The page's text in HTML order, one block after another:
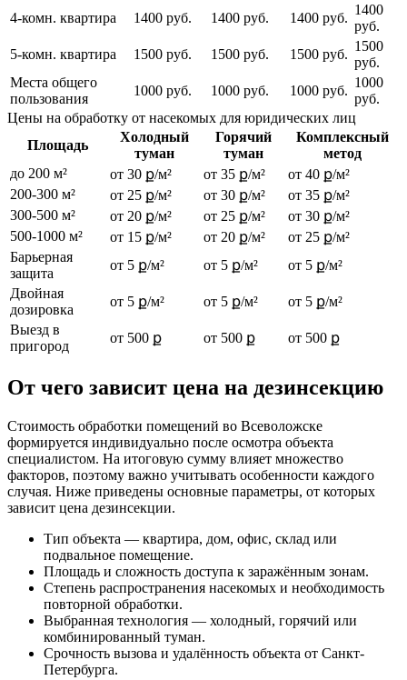
4-комн. квартира
1400 руб. 1400 руб. 1400 руб.
1400
руб.
5-комн. квартира
1500 руб. 1500 руб. 1500 руб.
1500
руб.
Места общего
пользования
1000 руб. 1000 руб. 1000 руб.
1000
руб.
Цены на обработку от насекомых для юридических лиц
Площадь
Холодный
туман
Горячий
туман
Комплексный
метод
до 200 м²
от 30 ք/м² от 35 ք/м²
от 40 ք/м²
200-300 м²
от 25 ք/м² от 30 ք/м²
от 35 ք/м²
300-500 м²
от 20 ք/м² от 25 ք/м²
от 30 ք/м²
500-1000 м²
от 15 ք/м² от 20 ք/м²
от 25 ք/м²
Барьерная
защита
от 5 ք/м² от 5 ք/м²
от 5 ք/м²
Двойная
дозировка
от 5 ք/м² от 5 ք/м²
от 5 ք/м²
Выезд в
пригород
от 500 ք от 500 ք от 500 ք
От чего зависит цена на дезинсекцию
Стоимость обработки помещений во Всеволожске
формируется индивидуально после осмотра объекта
специалистом. На итоговую сумму влияет множество
факторов, поэтому важно учитывать особенности каждого
случая. Ниже приведены основные параметры, от которых
зависит цена дезинсекции.
Тип объекта — квартира, дом, офис, склад или
подвальное помещение.
Площадь и сложность доступа к заражённым зонам.
Степень распространения насекомых и необходимость
повторной обработки.
Выбранная технология — холодный, горячий или
комбинированный туман.
Срочность вызова и удалённость объекта от Санкт-
Петербурга.